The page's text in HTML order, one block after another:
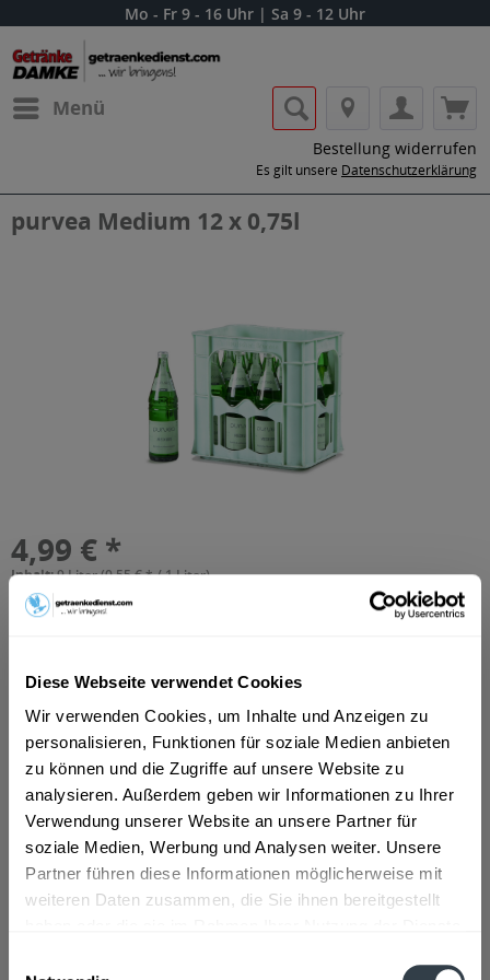
Diese Webseite verwendet Cookies
Wir verwenden Cookies, um Inhalte und Anzeigen zu
personalisieren, Funktionen für soziale Medien anbieten
zu können und die Zugriffe auf unsere Website zu
analysieren. Außerdem geben wir Informationen zu Ihrer
Verwendung unserer Website an unsere Partner für
soziale Medien, Werbung und Analysen weiter. Unsere
Partner führen diese Informationen möglicherweise mit
weiteren Daten zusammen, die Sie ihnen bereitgestellt
Mo - Fr 9 - 16 Uhr | Sa 9 - 12 Uhr
Menü
Bestellung widerrufen
Es gilt unsere Datenschutzerklärung
purvea Medium 12 x 0,75l
4,99 € *
Inhalt:9 Liter (0,55 € * / 1 Liter)
inkl. MwSt. zzgl. Lieferkosten
Vorrätig
+3,30 € Pfand
In den Warenkorb
Hinzugefügt
Artikel-Nr.: 39040
Beschreibung
mehr
Natürliches Mineralwasser mit Kohlensäure versetztmehr